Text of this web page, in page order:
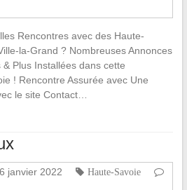
Rencontres avec des Haute-
la-Grand ? Nombreuses Annonces
Plus Installées dans cette
! Rencontre Assurée avec Une
le site Contact…
janvier 2022
Haute-Savoie